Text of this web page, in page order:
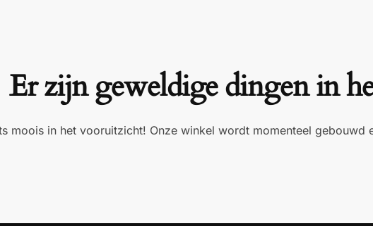
Er zijn geweldige dingen in
moois in het vooruitzicht! Onze winkel wordt momenteel gebouwd